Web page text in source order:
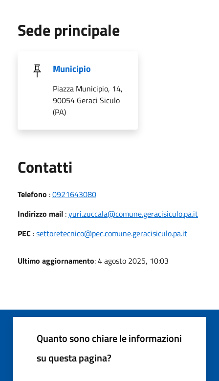
Sede principale
Municipio
Piazza Municipio, 14,
90054 Geraci Siculo
(PA)
Contatti
Telefono :0921643080
Indirizzo mail :yuri.zuccala@comune.geracisiculo.pa.it
PEC :settoretecnico@pec.comune.geracisiculo.pa.it
Ultimo aggiornamento: 4 agosto 2025, 10:03
Quanto sono chiare le informazioni
su questa pagina?